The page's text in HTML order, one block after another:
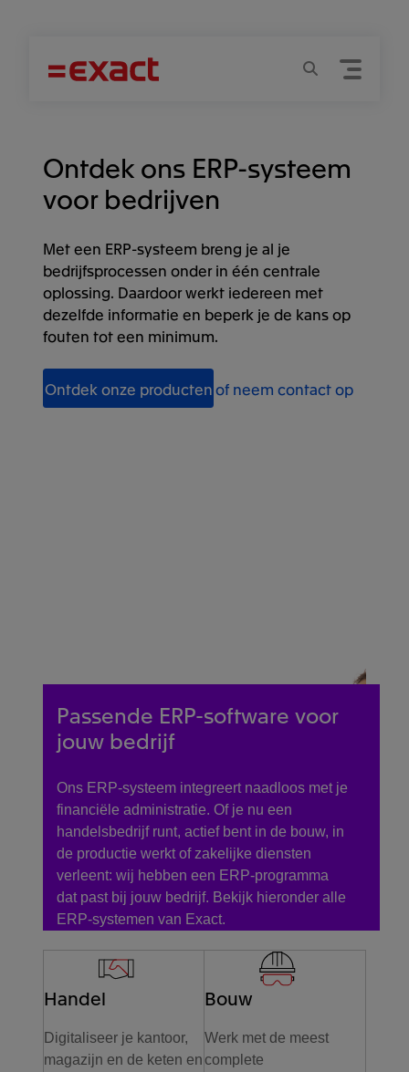
Menu
Zoeken
Ontdek ons ERP-systeem
voor bedrijven
Met een ERP-systeem breng je al je
bedrijfsprocessen onder in één centrale
oplossing. Daardoor werkt iedereen met
dezelfde informatie en beperk je de kans op
fouten tot een minimum.
Ontdek onze productenof neem contact op
Passende ERP-software voor
jouw bedrijf
Ons ERP-systeem integreert naadloos met je
financiële administratie. Of je nu een
handelsbedrijf runt, actief bent in de bouw, in
de productie werkt of zakelijke diensten
verleent: wij hebben een ERP-programma
dat past bij jouw bedrijf. Bekijk hieronder alle
ERP-systemen van Exact.
Handel
Digitaliseer je kantoor,
magazijn en de keten en
Bouw
Werk met de meest
complete